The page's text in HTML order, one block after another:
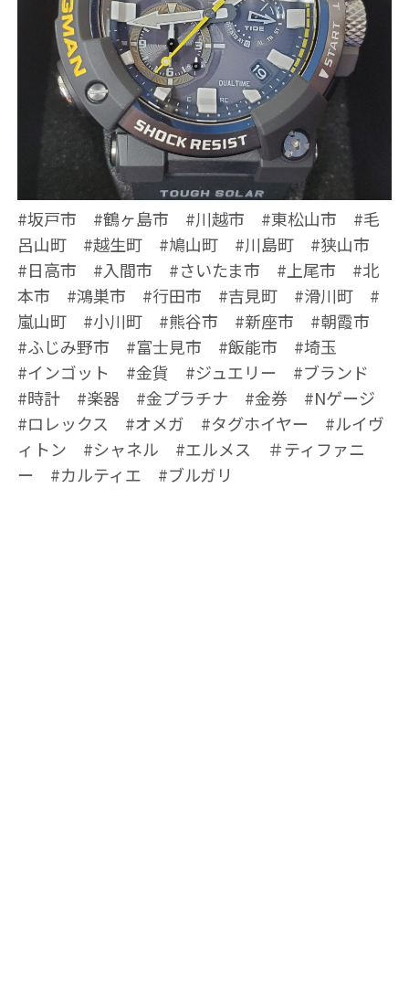
#坂戸市 #鶴ヶ島市 #川越市 #東松山市 #毛
呂山町 #越生町 #鳩山町 #川島町 #狭山市
#日高市 #入間市 #さいたま市 #上尾市 #北
本市 #鴻巣市 #行田市 #吉見町 #滑川町 #
嵐山町 #小川町 #熊谷市 #新座市 #朝霞市
#ふじみ野市 #富士見市 #飯能市 #埼玉
#インゴット #金貨 #ジュエリー #ブランド
#時計 #楽器 #金プラチナ #金券 #Nゲージ
#ロレックス #オメガ #タグホイヤー #ルイヴ
ィトン #シャネル #エルメス ＃ティファニ
ー #カルティエ #ブルガリ